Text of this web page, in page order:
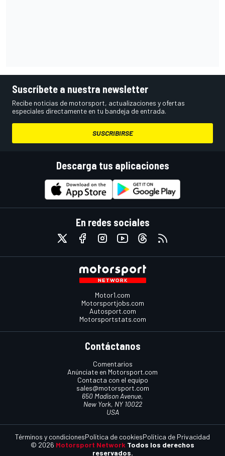
Suscríbete a nuestra newsletter
Recibe noticias de motorsport, actualizaciones y ofertas
especiales directamente en tu bandeja de entrada.
SUSCRIBIRSE
Descarga tus aplicaciones
En redes sociales
Motor1.com
Motorsportjobs.com
Autosport.com
Motorsportstats.com
Contáctanos
Comentarios
Anúnciate en Motorsport.com
Contacta con el equipo
sales@motorsport.com
650 Madison Avenue,
New York, NY 10022
USA
© 2026 Motorsport Network Todos los derechos
reservados.
Términos y condicionesPolítica de cookiesPolítica de Privacidad